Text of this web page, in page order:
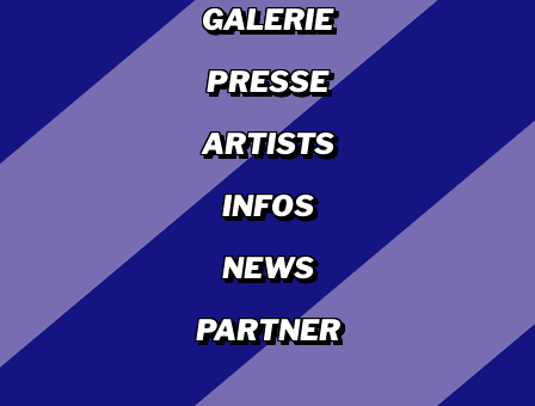
GALERIE
PRESSE
ARTISTS
INFOS
NEWS
PARTNER